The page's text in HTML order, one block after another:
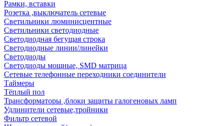
Рамки, вставки
Розетка ,выключатель сетевые
Светильники люминисцентные
Светильники светодиодные
Светодиодная бегущая строка
Светодиодные линии/линейки
Светодиоды
Светодиоды мощные, SMD матрица
Сетевые телефонные переходники соединители
Таймеры
Тёплый пол
Трансформаторы ,блоки защиты галогеновых ламп
Удлинители сетевые,тройники
Фильтр сетевой